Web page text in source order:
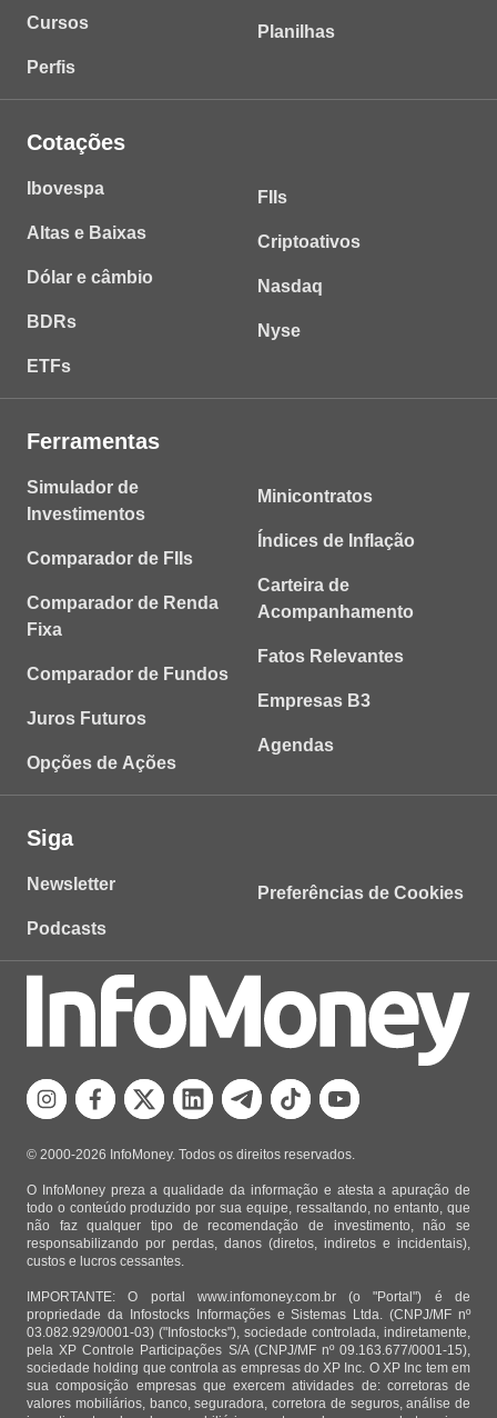
Cursos
Perfis
Planilhas
Cotações
Ibovespa
Altas e Baixas
Dólar e câmbio
BDRs
ETFs
FIIs
Criptoativos
Nasdaq
Nyse
Ferramentas
Simulador de
Investimentos
Comparador de FIIs
Comparador de Renda
Fixa
Comparador de Fundos
Juros Futuros
Opções de Ações
Minicontratos
Índices de Inflação
Carteira de
Acompanhamento
Fatos Relevantes
Empresas B3
Agendas
Siga
Newsletter
Podcasts
Preferências de Cookies
© 2000-2026 InfoMoney. Todos os direitos reservados.
O InfoMoney preza a qualidade da informação e atesta a apuração de
todo o conteúdo produzido por sua equipe, ressaltando, no entanto, que
não faz qualquer tipo de recomendação de investimento, não se
responsabilizando por perdas, danos (diretos, indiretos e incidentais),
custos e lucros cessantes.
IMPORTANTE: O portal www.infomoney.com.br (o "Portal") é de
propriedade da Infostocks Informações e Sistemas Ltda. (CNPJ/MF nº
03.082.929/0001-03) ("Infostocks"), sociedade controlada, indiretamente,
pela XP Controle Participações S/A (CNPJ/MF nº 09.163.677/0001-15),
sociedade holding que controla as empresas do XP Inc. O XP Inc tem em
sua composição empresas que exercem atividades de: corretoras de
valores mobiliários, banco, seguradora, corretora de seguros, análise de